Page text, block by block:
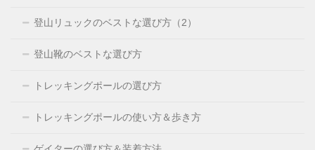
登山リュックのベストな選び方（2）
登山靴のベストな選び方
トレッキングポールの選び方
トレッキングポールの使い方＆歩き方